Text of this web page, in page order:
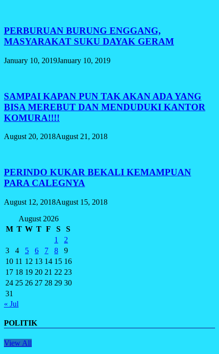
PERBURUAN BURUNG ENGGANG,
MASYARAKAT SUKU DAYAK GERAM
January 10, 2019January 10, 2019
SAMPAI KAPAN PUN TAK AKAN ADA YANG
BISA MEREBUT DAN MENDUDUKI KANTOR
KOMURA!!!!
August 20, 2018August 21, 2018
PERINDO KUKAR BEKALI KEMAMPUAN
PARA CALEGNYA
August 12, 2018August 15, 2018
August 2026
M T W T F S
S
1
2
3
4 5 6 7 8
9
10 11 12 13 14 15 16
17 18 19 20 21 22 23
24 25 26 27 28 29 30
31
« Jul
POLITIK
View All